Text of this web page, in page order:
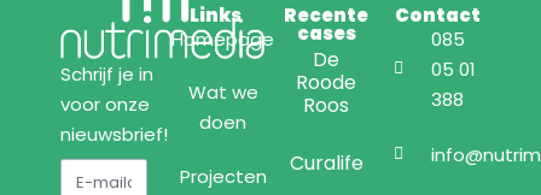
Schrijf je in
voor onze
nieuwsbrief!
Links
Homepage
Wat we
doen
Projecten
Recente
cases
De
Roode
Roos
Curalife
Contact
085
05 01
388